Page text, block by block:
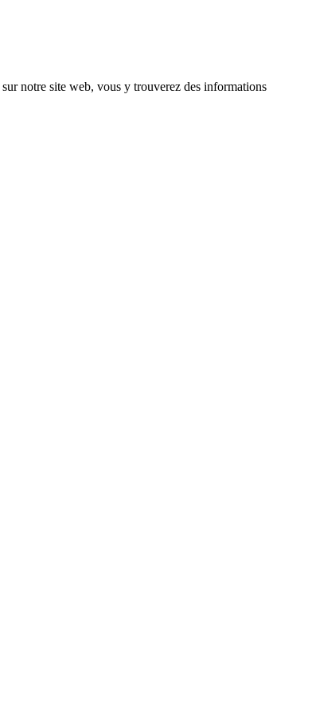
sur notre site web, vous y trouverez des informations